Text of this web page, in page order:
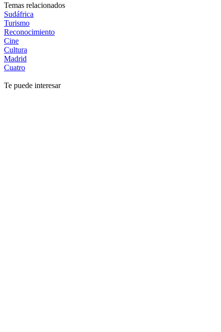
Temas relacionados
Sudáfrica
Turismo
Reconocimiento
Cine
Cultura
Madrid
Cuatro
Te puede interesar